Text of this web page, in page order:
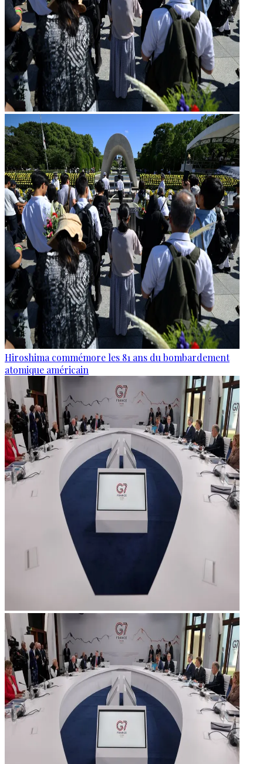
Hiroshima commémore les 81 ans du bombardement
atomique américain